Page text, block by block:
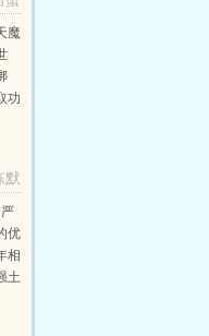
魔
功
默
优
相
土